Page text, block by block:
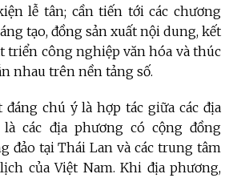
lễ tân; cần tiến tới các chương
tạo, đồng sản xuất nội dung, kết
triển công nghiệp văn hóa và thúc
nhau trên nền tảng số.
chú ý là hợp tác giữa các địa
các địa phương có cộng đồng
đảo tại Thái Lan và các trung tâm
của Việt Nam. Khi địa phương,